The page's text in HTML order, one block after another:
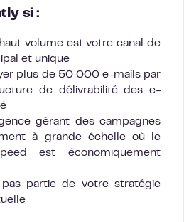
si :
volume est votre canal de
et unique
plus de 50 000 e-mails par
de délivrabilité des e-
gérant des campagnes
à grande échelle où le
est économiquement
partie de votre stratégie